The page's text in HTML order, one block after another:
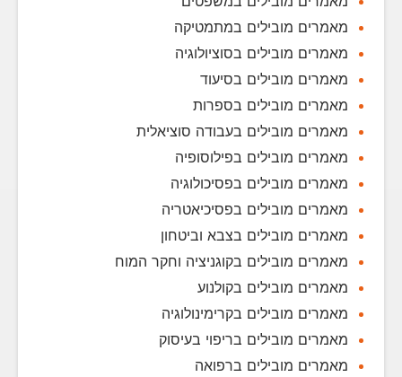
מאמרים מובילים במתמטיקה
מאמרים מובילים בסוציולוגיה
מאמרים מובילים בסיעוד
מאמרים מובילים בספרות
מאמרים מובילים בעבודה סוציאלית
מאמרים מובילים בפילוסופיה
מאמרים מובילים בפסיכולוגיה
מאמרים מובילים בפסיכיאטריה
מאמרים מובילים בצבא וביטחון
מאמרים מובילים בקוגניציה וחקר המוח
מאמרים מובילים בקולנוע
מאמרים מובילים בקרימינולוגיה
מאמרים מובילים בריפוי בעיסוק
מאמרים מובילים ברפואה